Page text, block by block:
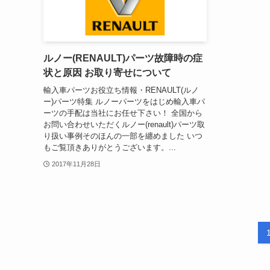
ルノー(RENAULT)パーツ故障時の症
状と原因 お取り寄せについて
輸入車パーツお役立ち情報・RENAULT(ルノ
ー)パーツ特集 ルノーパーツをはじめ輸入車パ
ーツの手配は当社にお任せ下さい！ 全国から
お問い合わせいただくルノー(renault)パーツ取
り扱い事例そのほんの一部を纏めました いつ
もご覧頂きありがとうございます。...
2017年11月28日
1